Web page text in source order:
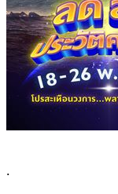
.